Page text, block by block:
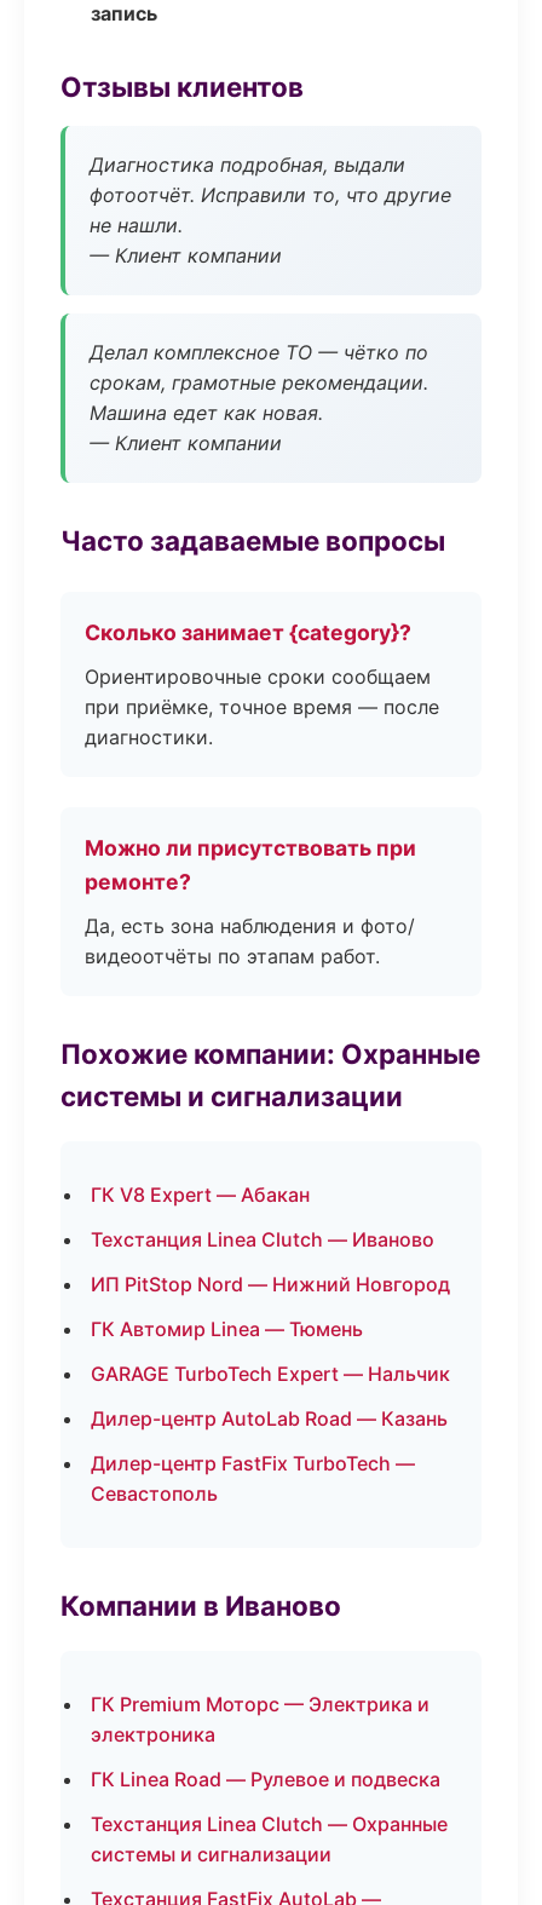
запись
Отзывы клиентов
Диагностика подробная, выдали
фотоотчёт. Исправили то, что другие
не нашли.
— Клиент компании
Делал комплексное ТО — чётко по
срокам, грамотные рекомендации.
Машина едет как новая.
— Клиент компании
Часто задаваемые вопросы
Сколько занимает {category}?
Ориентировочные сроки сообщаем
при приёмке, точное время — после
диагностики.
Можно ли присутствовать при
ремонте?
Да, есть зона наблюдения и фото/
видеоотчёты по этапам работ.
Похожие компании: Охранные
системы и сигнализации
ГК V8 Expert — Абакан
Техстанция Linea Clutch — Иваново
ИП PitStop Nord — Нижний Новгород
ГК Автомир Linea — Тюмень
GARAGE TurboTech Expert — Нальчик
Дилер-центр AutoLab Road — Казань
Дилер-центр FastFix TurboTech —
Севастополь
Компании в Иваново
ГК Premium Моторс — Электрика и
электроника
ГК Linea Road — Рулевое и подвеска
Техстанция Linea Clutch — Охранные
системы и сигнализации
Техстанция FastFix AutoLab —